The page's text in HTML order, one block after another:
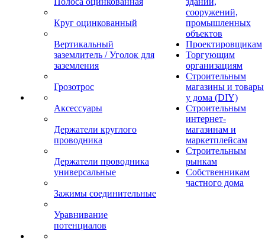
Круг оцинкованный
Вертикальный
заземлитель / Уголок для
заземления
Грозотрос
Аксессуары
Держатели круглого
проводника
Держатели проводника
универсальные
Зажимы соединительные
Уравнивание
потенциалов
сооружений,
промышленных
объектов
Проектировщикам
Торгующим
организациям
Строительным
магазины и товары
у дома (DIY)
Строительным
интернет-
магазинам и
маркетплейсам
Строительным
рынкам
Собственникам
частного дома